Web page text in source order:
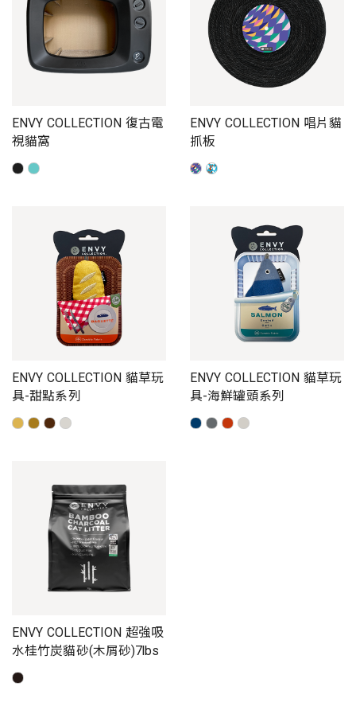
ENVY COLLECTION 復古電
視貓窩
ENVY COLLECTION 唱片貓
抓板
ENVY COLLECTION 貓草玩
具-甜點系列
ENVY COLLECTION 貓草玩
具-海鮮罐頭系列
ENVY COLLECTION 超強吸
水桂竹炭貓砂(木屑砂)7lbs